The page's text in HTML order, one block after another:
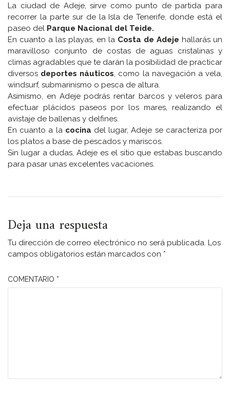
La ciudad de Adeje, sirve como punto de partida para
recorrer la parte sur de la Isla de Tenerife, donde está el
paseo del Parque Nacional del Teide.
En cuanto a las playas, en la Costa de Adeje hallarás un
maravilloso conjunto de costas de aguas cristalinas y
climas agradables que te darán la posibilidad de practicar
diversos deportes náuticos, como la navegación a vela,
windsurf, submarinismo o pesca de altura.
Asimismo, en Adeje podrás rentar barcos y veleros para
efectuar plácidos paseos por los mares, realizando el
avistaje de ballenas y delfines.
En cuanto a la cocina del lugar, Adeje se caracteriza por
los platos a base de pescados y mariscos.
Sin lugar a dudas, Adeje es el sitio que estabas buscando
para pasar unas excelentes vacaciones.
Deja una respuesta
Tu dirección de correo electrónico no será publicada. Los
campos obligatorios están marcados con *
COMENTARIO *